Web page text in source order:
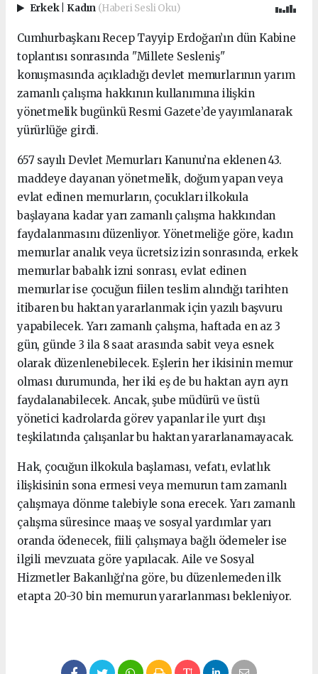
Erkek Kadın (Haberi Sesli Oku)
Cumhurbaşkanı Recep Tayyip Erdoğan’ın dün Kabine
toplantısı sonrasında "Millete Sesleniş"
konuşmasında açıkladığı devlet memurlarının yarım
zamanlı çalışma hakkının kullanımına ilişkin
yönetmelik bugünkü Resmi Gazete’de yayımlanarak
yürürlüğe girdi.
657 sayılı Devlet Memurları Kanunu’na eklenen 43.
maddeye dayanan yönetmelik, doğum yapan veya
evlat edinen memurların, çocukları ilkokula
başlayana kadar yarı zamanlı çalışma hakkından
faydalanmasını düzenliyor. Yönetmeliğe göre, kadın
memurlar analık veya ücretsiz izin sonrasında, erkek
memurlar babalık izni sonrası, evlat edinen
memurlar ise çocuğun fiilen teslim alındığı tarihten
itibaren bu haktan yararlanmak için yazılı başvuru
yapabilecek. Yarı zamanlı çalışma, haftada en az 3
gün, günde 3 ila 8 saat arasında sabit veya esnek
olarak düzenlenebilecek. Eşlerin her ikisinin memur
olması durumunda, her iki eş de bu haktan ayrı ayrı
faydalanabilecek. Ancak, şube müdürü ve üstü
yönetici kadrolarda görev yapanlar ile yurt dışı
teşkilatında çalışanlar bu haktan yararlanamayacak.
Hak, çocuğun ilkokula başlaması, vefatı, evlatlık
ilişkisinin sona ermesi veya memurun tam zamanlı
çalışmaya dönme talebiyle sona erecek. Yarı zamanlı
çalışma süresince maaş ve sosyal yardımlar yarı
oranda ödenecek, fiili çalışmaya bağlı ödemeler ise
ilgili mevzuata göre yapılacak. Aile ve Sosyal
Hizmetler Bakanlığı’na göre, bu düzenlemeden ilk
etapta 20-30 bin memurun yararlanması bekleniyor.